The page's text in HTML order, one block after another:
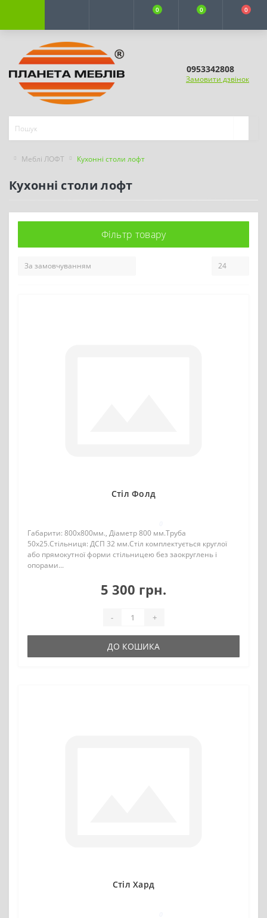
0 0 0
0953342808
Замовити дзвінок
Меблі ЛОФТ Кухонні столи лофт
Кухонні столи лофт
Фільтр товару
Стіл Фолд
Габарити: 800х800мм., Діаметр 800 мм.Труба
50х25.Стільниця: ДСП 32 мм.Стіл комплектується круглої
або прямокутної форми стільницею без заокруглень і
опорами...
5 300 грн.
- +
ДО КОШИКА
Стіл Хард